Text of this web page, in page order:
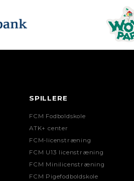
SPILLERE
FCM Fodboldskole
ATK+ center
FCM-licenstræning
FCM U13 licenstræning
FCM Minilicenstræning
FCM Pigefodboldskole